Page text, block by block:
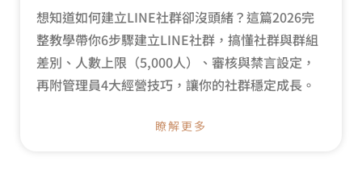
想知道如何建立LINE社群卻沒頭緒？這篇2026完
整教學帶你6步驟建立LINE社群，搞懂社群與群組
差別、人數上限（5,000人）、審核與禁言設定，
再附管理員4大經營技巧，讓你的社群穩定成長。
瞭解更多